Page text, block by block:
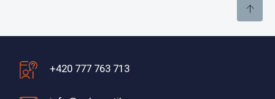
+420 777 763 713